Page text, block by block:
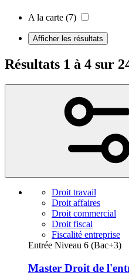
A la carte (7)
Afficher les résultats
Résultats 1 à 4 sur
Droit travail
Droit affaires
Droit commercial
Droit fiscal
Fiscalité entreprise
Entrée Niveau 6 (Bac+3)
Master Droit de